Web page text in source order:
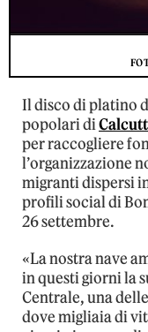
Il disco di platino
popolari di
per raccogliere
l’organizzazione
migranti dispersi
profili social di
26 settembre.
«La nostra nave
in questi giorni la
Centrale, una
dove migliaia di